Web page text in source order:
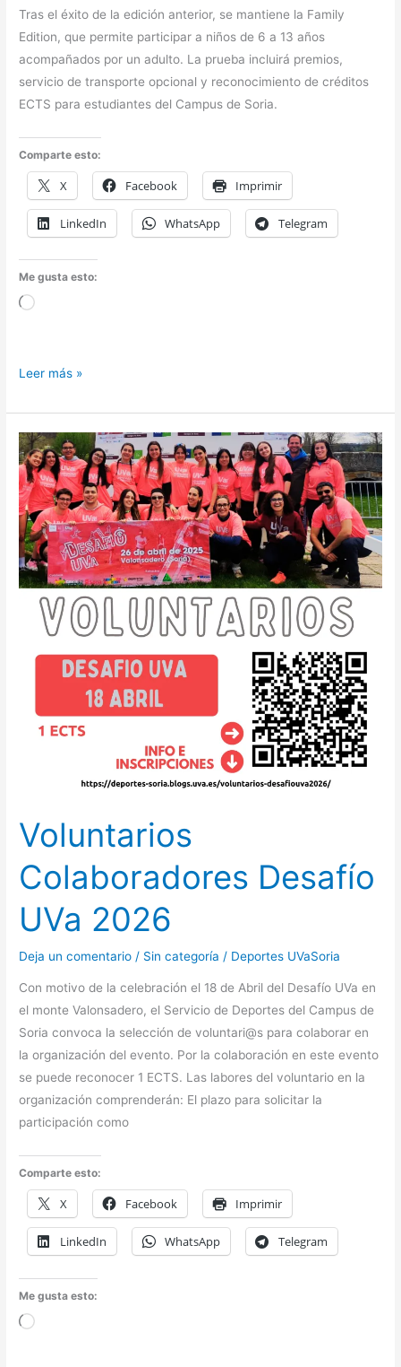
Tras el éxito de la edición anterior, se mantiene la Family
Edition, que permite participar a niños de 6 a 13 años
acompañados por un adulto. La prueba incluirá premios,
servicio de transporte opcional y reconocimiento de créditos
ECTS para estudiantes del Campus de Soria.
Comparte esto:
X Facebook Imprimir
LinkedIn WhatsApp Telegram
Me gusta esto:
Cargando...
Apertura
inscripciones
para
el
Desafío
UVa
2026
Leer más »
Voluntarios
Colaboradores Desafío
UVa 2026
Deja un comentario / Sin categoría / Deportes UVaSoria
Con motivo de la celebración el 18 de Abril del Desafío UVa en
el monte Valonsadero, el Servicio de Deportes del Campus de
Soria convoca la selección de voluntari@s para colaborar en
la organización del evento. Por la colaboración en este evento
se puede reconocer 1 ECTS. Las labores del voluntario en la
organización comprenderán: El plazo para solicitar la
participación como
Comparte esto:
X Facebook Imprimir
LinkedIn WhatsApp Telegram
Me gusta esto:
Cargando...